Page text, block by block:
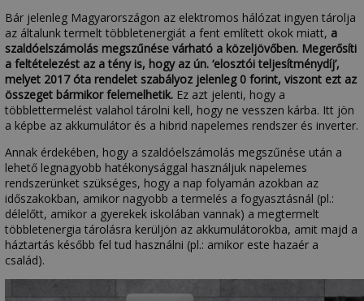
Bár jelenleg Magyarországon az elektromos hálózat ingyen tárolja
az általunk termelt többletenergiát a fent említett okok miatt, a
szaldóelszámolás megszűnése várható a közeljövőben. Megerősíti
a feltételezést az a tény is, hogy az ún. ‘elosztói teljesítménydíj’,
melyet 2017 óta rendelet szabályoz jelenleg 0 forint, viszont ezt az
összeget bármikor felemelhetik. Ez azt jelenti, hogy a
többlettermelést valahol tárolni kell, hogy ne vesszen kárba. Itt jön
a képbe az akkumulátor és a hibrid napelemes rendszer és inverter.
Annak érdekében, hogy a szaldóelszámolás megszűnése után a
lehető legnagyobb hatékonysággal használjuk napelemes
rendszerünket szükséges, hogy a nap folyamán azokban az
időszakokban, amikor nagyobb a termelés a fogyasztásnál (pl.:
délelőtt, amikor a gyerekek iskolában vannak) a megtermelt
többletenergia tárolásra kerüljön az akkumulátorokba, amit majd a
háztartás később fel tud használni (pl.: amikor este hazaér a
család).